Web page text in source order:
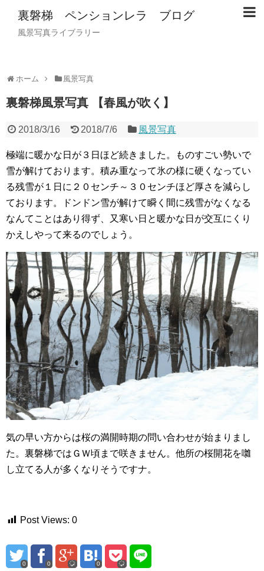
裏磐梯 ペンションレラ ブログ
風景写真ライブラリー
ホーム 風景写真
裏磐梯風景写真 【春風が吹く】
2018/3/16 2018/7/6 風景写真
極端に暖かな日が３日ほど続きました。ものすごい勢いで
雪が解けております。積み重なって氷の様に硬くなってい
る残雪が１日に２０センチ～３０センチほど厚さを減らし
ております。ドンドン雪が解けて瞬く間に残雪がなくなる
なんてことはあり得ず、又寒い日と暖かな日が交互にくり
かえしやって来るのでしょう。
気の早い方からは桜の満開時期の問い合わせが始まりまし
た。裏磐梯ではＧＷ頃まで咲きません。他所の桜開花を囃
し立てる人が多くなりそうですナ。
Post Views: 0
0 0 0